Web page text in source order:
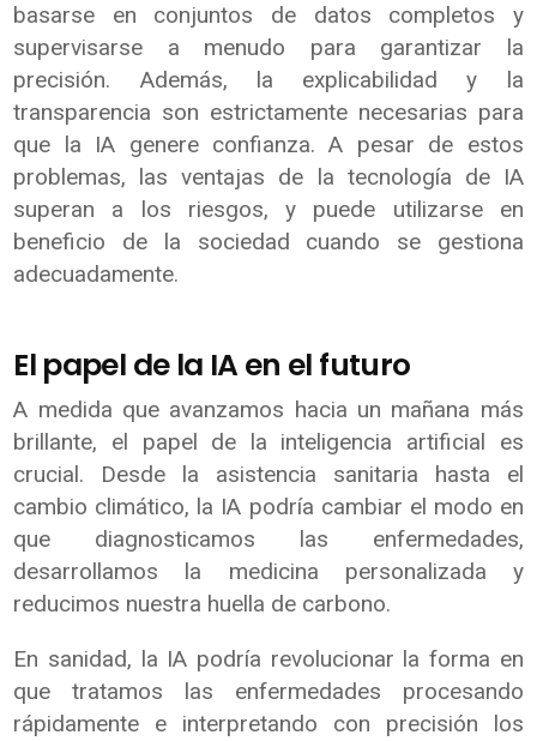
basarse en conjuntos de datos completos y
supervisarse a menudo para garantizar la
precisión. Además, la explicabilidad y la
transparencia son estrictamente necesarias para
que la IA genere confianza. A pesar de estos
problemas, las ventajas de la tecnología de IA
superan a los riesgos, y puede utilizarse en
beneficio de la sociedad cuando se gestiona
adecuadamente.
El papel de la IA en el futuro
A medida que avanzamos hacia un mañana más
brillante, el papel de la inteligencia artificial es
crucial. Desde la asistencia sanitaria hasta el
cambio climático, la IA podría cambiar el modo en
que diagnosticamos las enfermedades,
desarrollamos la medicina personalizada y
reducimos nuestra huella de carbono.
En sanidad, la IA podría revolucionar la forma en
que tratamos las enfermedades procesando
rápidamente e interpretando con precisión los